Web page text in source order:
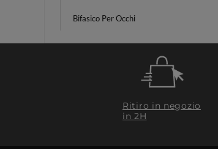
Bifasico Per Occhi
Ritiro in negozio
in 2H